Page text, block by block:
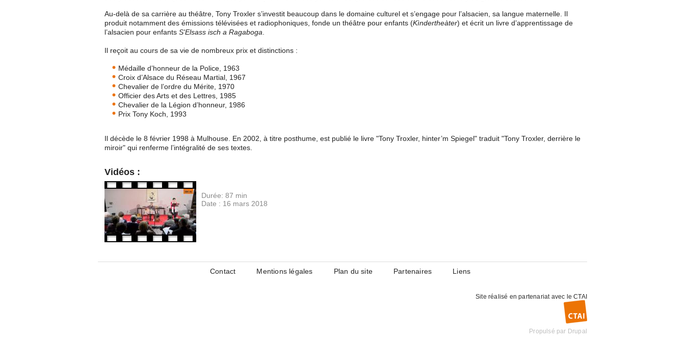
Au-delà de sa carrière au théâtre, Tony Troxler s’investit beaucoup dans le domaine culturel et s’engage pour l’alsacien, sa langue maternelle. Il
produit notamment des émissions télévisées et radiophoniques, fonde un théâtre pour enfants (Kìndertheàter) et écrit un livre d’apprentissage de
l’alsacien pour enfants S'Elsass isch a Ragaboga
Il reçoit au cours de sa vie de nombreux prix et distinctions :
Médaille d’honneur de la Police, 1963
Croix d’Alsace du Réseau Martial, 1967
Chevalier de l’ordre du Mérite, 1970
Officier des Arts et des Lettres, 1985
Chevalier de la Légion d’honneur, 1986
Prix Tony Koch, 1993
Il décède le 8 février 1998 à Mulhouse. En 2002, à titre posthume, est publié le livre "Tony Troxler, hinter’m Spiegel" traduit "Tony Troxler, derrière le
miroir" qui renferme l’intégralité de ses textes.
Vidéos :
Durée: 87 min
Date : 16 mars 2018
Contact Mentions légales Plan du site Partenaires Liens
Site réalisé en partenariat avec leCTAI
Propulsé par Drupal